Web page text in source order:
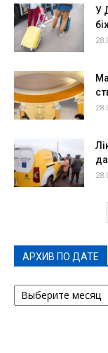
У
АРХИВ ПО ДАТЕ
АРХИВ
ПО